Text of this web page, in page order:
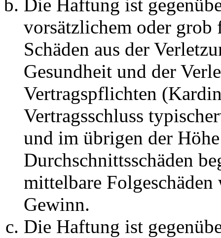
Die Haftung ist
vorsätzlichem oder grob
Schäden aus der
Gesundheit und der
Vertragspflichten
Vertragsschluss
und im übrigen der
Durchschnittsschäden
mittelbare Folgeschäden
Gewinn.
Die Haftung ist